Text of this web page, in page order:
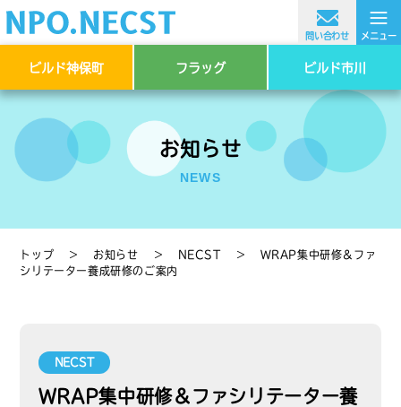
≡
メニュー
問い合わせ
ビルド神保町 フラッグ ビルド市川
お知らせ
NEWS
トップ ＞ お知らせ ＞ NECST＞ WRAP集中研修＆ファ
シリテーター養成研修のご案内
NECST
WRAP集中研修＆ファシリテーター養